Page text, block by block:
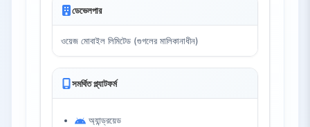
ডেভেলপার
ওয়েজ মোবাইল লিমিটেড (গুগলের মালিকানাধীন)
সমর্থিত প্ল্যাটফর্ম
অ্যান্ড্রয়েড